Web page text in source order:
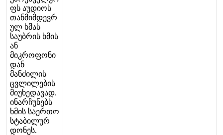
ფს აუდიოს
თანმიმდევრ
ულ ხმას
საუბრის ხმის
ან
მიკროფონი
დან
მანძილის
ცვლილების
მიუხედავად.
ინარჩუნებს
ხმის საერთო
სტაბილურ
დონეს.